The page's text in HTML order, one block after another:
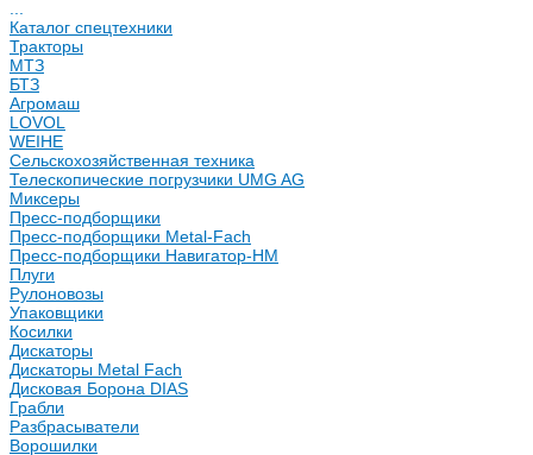
Каталог спецтехники
Тракторы
МТЗ
БТЗ
Агромаш
LOVOL
WEIHE
Сельскохозяйственная техника
Телескопические погрузчики UMG AG
Миксеры
Пресс-подборщики
Пресс-подборщики Metal-Fach
Пресс-подборщики Навигатор-НМ
Плуги
Рулоновозы
Упаковщики
Косилки
Дискаторы
Дискаторы Metal Fach
Дисковая Борона DIAS
Грабли
Разбрасыватели
Ворошилки